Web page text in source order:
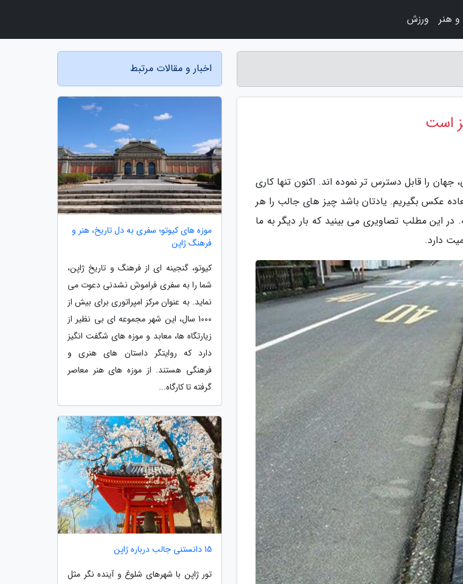
است
جهان را قابل دسترس تر نموده اند. اکنون تنها کاری
عکس بگیریم. یادتان باشد چیز های جالب را هر
این مطلب تصاویری می بینید که بار دیگر به ما
دارد.
اخبار و مقالات مرتبط
موزه های کیوتو؛ سفری به دل تاریخ، هنر و
فرهنگ ژاپن
کیوتو، گنجینه ای از فرهنگ و تاریخ ژاپن،
شما را به سفری فراموش نشدنی دعوت می
نماید. به عنوان مرکز امپراتوری برای بیش از
1000 سال، این شهر مجموعه ای بی نظیر از
زیارتگاه ها، معابد و موزه های شگفت انگیز
دارد که روایتگر داستان های هنری و
فرهنگی هستند. از موزه های هنر معاصر
گرفته تا کارگاه...
15 دانستنی جالب درباره ژاپن
تور ژاپن با شهرهای شلوغ و آینده نگر مثل
هنر ورزش